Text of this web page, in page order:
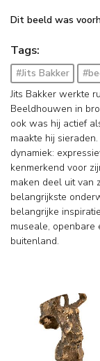
Dit beeld was
Tags:
#Jits Bakker
Jits Bakker werkte
Beeldhouwen in
ook was hij actief
maakte hij
dynamiek:
kenmerkend voor
maken deel uit van
belangrijkste
belangrijke
museale,
buitenland.